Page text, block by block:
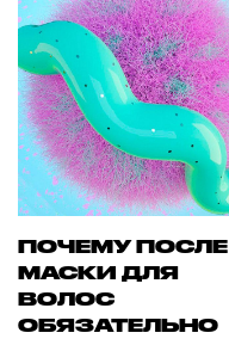
ПОЧЕМУ ПОСЛЕ
МАСКИ ДЛЯ
ВОЛОС
ОБЯЗАТЕЛЬНО